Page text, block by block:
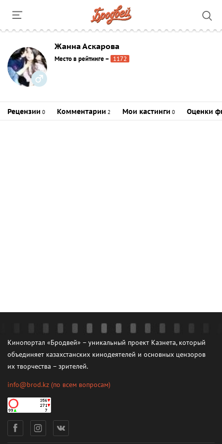
Жанна Аскарова
Место в рейтинге– 1172
Рецензии 0 Комментарии 2 Мои кастинги 0 Оценки
Кинопортал «Бродвей» – уникальный проект Казнета, который
объединяет казахстанских кинодеятелей и основных цензоров
их творчества – зрителей.
info@brod.kz (по всем вопросам)